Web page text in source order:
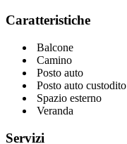
Caratteristiche
Balcone
Camino
Posto auto
Posto auto custodito
Spazio esterno
Veranda
Servizi